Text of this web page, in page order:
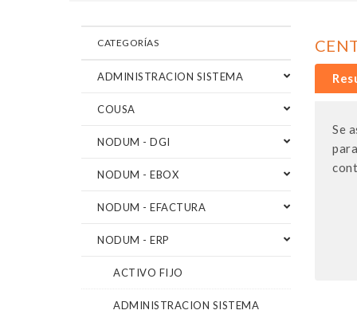
CATEGORÍAS
ADMINISTRACION SISTEMA
COUSA
NODUM - DGI
NODUM - EBOX
NODUM - EFACTURA
NODUM - ERP
ACTIVO FIJO
ADMINISTRACION SISTEMA
Se